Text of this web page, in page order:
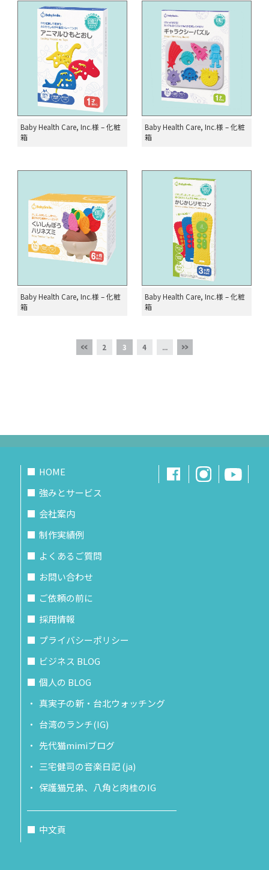
Baby Health Care, Inc.様 – 化粧
箱
Baby Health Care, Inc.様 – 化粧
箱
Baby Health Care, Inc.様 – 化粧
箱
Baby Health Care, Inc.様 – 化粧
箱
2 3 4 ...
HOME
強みとサービス
会社案内
制作実績例
よくあるご質問
お問い合わせ
ご依頼の前に
採用情報
プライバシーポリシー
ビジネス BLOG
個人の BLOG
真実子の新・台北ウォッチング
台湾のランチ(IG)
先代猫mimiブログ
三宅健司の音楽日記 (ja)
保護猫兄弟、八角と肉桂のIG
中文頁